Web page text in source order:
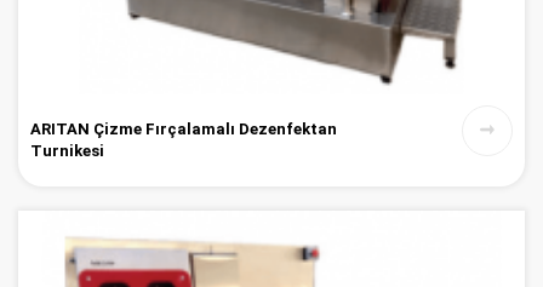
ARITAN Çizme Fırçalamalı Dezenfektan
Turnikesi